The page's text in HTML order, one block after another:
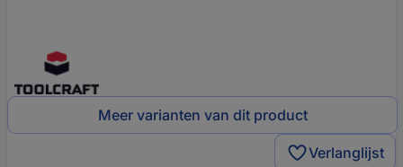
Meer varianten van dit product
Verlanglijst